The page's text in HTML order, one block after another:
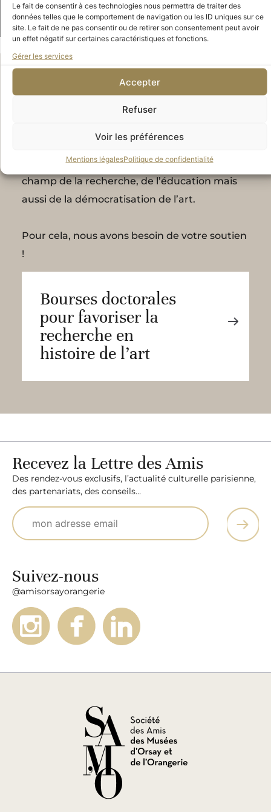
Le fait de consentir à ces technologies nous permettra de traiter des
données telles que le comportement de navigation ou les ID uniques sur ce
site. Le fait de ne pas consentir ou de retirer son consentement peut avoir
un effet négatif sur certaines caractéristiques et fonctions.
Gérer les services
Accepter
Refuser
Voir les préférences
Mentions légalesPolitique de confidentialité
Soutenez nos projets
nous portent à aller plus loin en 2023. Nous
souhaitons déployer nos actions dans le
champ de la recherche, de l’éducation mais
aussi de la démocratisation de l’art.
Pour cela, nous avons besoin de votre soutien
!
Bourses doctorales
pour favoriser la
recherche en
histoire de l’art
Recevez la Lettre des Amis
Des rendez-vous exclusifs, l’actualité culturelle parisienne,
des partenariats, des conseils…
Suivez-nous
@amisorsayorangerie